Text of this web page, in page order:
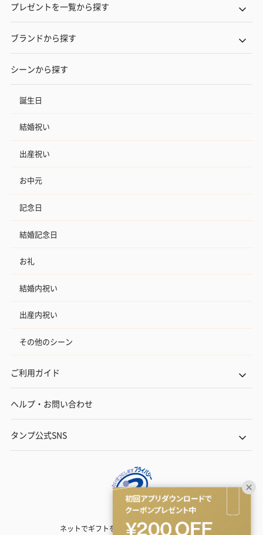
プレゼントを一覧から探す
ブランドから探す
シーンから探す
誕生日
結婚祝い
出産祝い
お中元
記念日
結婚記念日
お礼
結婚内祝い
出産内祝い
その他のシーン
ご利用ガイド
ヘルプ・お問い合わせ
タンプ公式SNS
ネットでギフトを贈るなら | TANP（タンプ）